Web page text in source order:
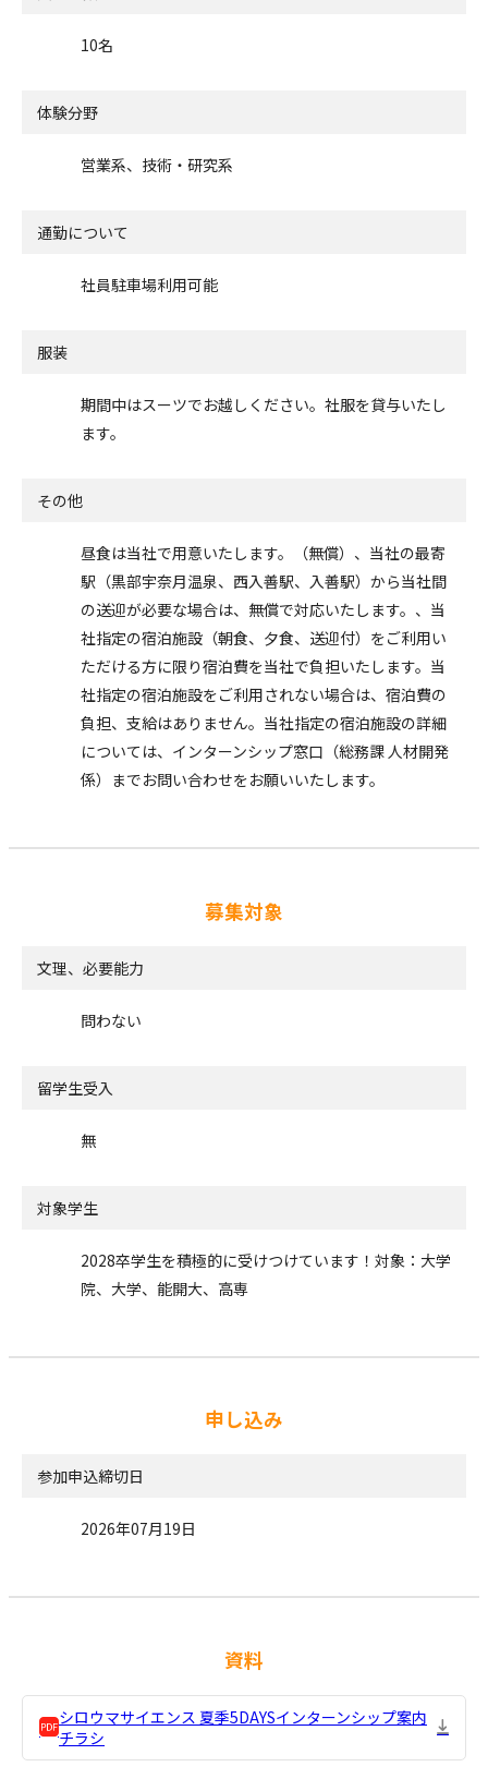
10名
体験分野
営業系、技術・研究系
通勤について
社員駐車場利用可能
服装
期間中はスーツでお越しください。社服を貸与いたし
ます。
その他
昼食は当社で用意いたします。（無償）、当社の最寄
駅（黒部宇奈月温泉、西入善駅、入善駅）から当社間
の送迎が必要な場合は、無償で対応いたします。、当
社指定の宿泊施設（朝食、夕食、送迎付）をご利用い
ただける方に限り宿泊費を当社で負担いたします。当
社指定の宿泊施設をご利用されない場合は、宿泊費の
負担、支給はありません。当社指定の宿泊施設の詳細
については、インターンシップ窓口（総務課 人材開発
係）までお問い合わせをお願いいたします。
募集対象
文理、必要能力
問わない
留学生受入
無
対象学生
2028卒学生を積極的に受けつけています！対象：大学
院、大学、能開大、高専
申し込み
参加申込締切日
2026年07月19日
資料
シロウマサイエンス 夏季5DAYSインターンシップ案内
チラシ